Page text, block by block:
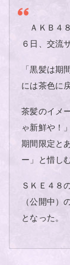
ＡＫＢ４
６日、交流
「黒髪は期
には茶色に
茶髪のイメ
ゃ新鮮や！
期間限定と
ー」と惜し
ＳＫＥ４８
（公開中）
となった。